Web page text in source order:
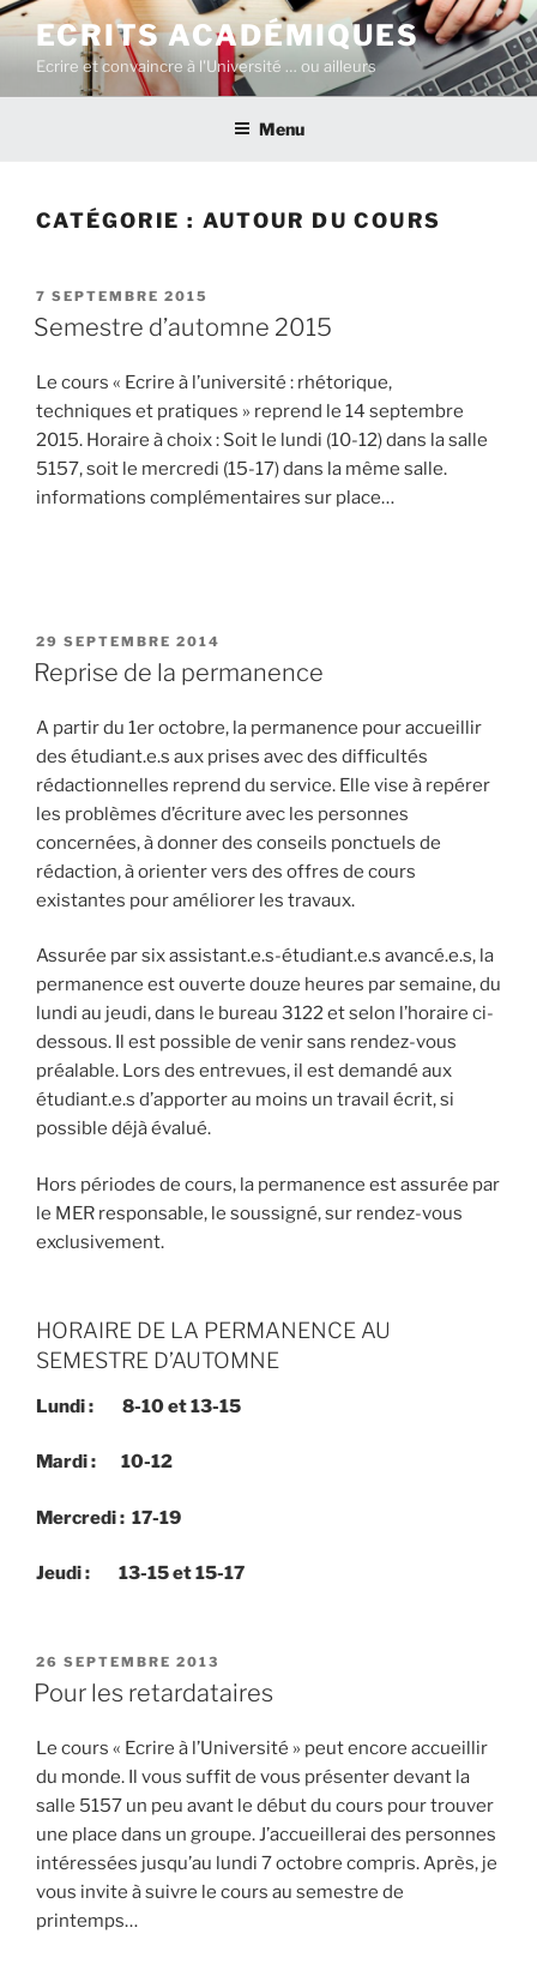
Aller
contenu
principal
ECRITS ACADÉMIQUES
Ecrire et convaincre à l'Université … ou ailleurs
Menu
CATÉGORIE : AUTOUR DU COURS
PUBLIÉ
LE
7 SEPTEMBRE 2015
Semestre d’automne 2015
Le cours « Ecrire à l’université : rhétorique,
techniques et pratiques » reprend le 14 septembre
2015. Horaire à choix : Soit le lundi (10-12) dans la salle
5157, soit le mercredi (15-17) dans la même salle.
informations complémentaires sur place…
PUBLIÉ
LE
29 SEPTEMBRE 2014
Reprise de la permanence
A partir du 1er octobre, la permanence pour accueillir
des étudiant.e.s aux prises avec des difficultés
rédactionnelles reprend du service. Elle vise à repérer
les problèmes d’écriture avec les personnes
concernées, à donner des conseils ponctuels de
rédaction, à orienter vers des offres de cours
existantes pour améliorer les travaux.
Assurée par six assistant.e.s-étudiant.e.s avancé.e.s, la
permanence est ouverte douze heures par semaine, du
lundi au jeudi, dans le bureau 3122 et selon l’horaire ci-
dessous. Il est possible de venir sans rendez-vous
préalable. Lors des entrevues, il est demandé aux
étudiant.e.s d’apporter au moins un travail écrit, si
possible déjà évalué.
Hors périodes de cours, la permanence est assurée par
le MER responsable, le soussigné, sur rendez-vous
exclusivement.
HORAIRE DE LA PERMANENCE AU
SEMESTRE D’AUTOMNE
Lundi : 8-10 et 13-15
Mardi : 10-12
Mercredi : 17-19
Jeudi : 13-15 et 15-17
PUBLIÉ
LE
26 SEPTEMBRE 2013
Pour les retardataires
Le cours « Ecrire à l’Université » peut encore accueillir
du monde. Il vous suffit de vous présenter devant la
salle 5157 un peu avant le début du cours pour trouver
une place dans un groupe. J’accueillerai des personnes
intéressées jusqu’au lundi 7 octobre compris. Après, je
vous invite à suivre le cours au semestre de
printemps…